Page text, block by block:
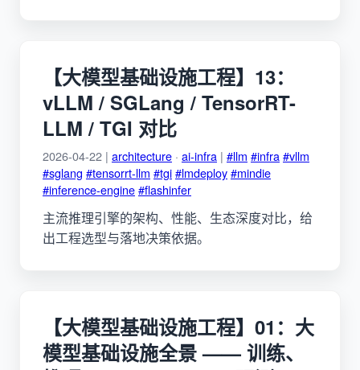
【大模型基础设施工程】13：
vLLM / SGLang / TensorRT-
LLM / TGI 对比
2026-04-22 | architecture · ai-infra | #llm #infra#vllm
#sglang #tensorrt-llm #tgi#lmdeploy#mindie
#inference-engine#flashinfer
主流推理引擎的架构、性能、生态深度对比，给
出工程选型与落地决策依据。
【大模型基础设施工程】01：大
模型基础设施全景 —— 训练、